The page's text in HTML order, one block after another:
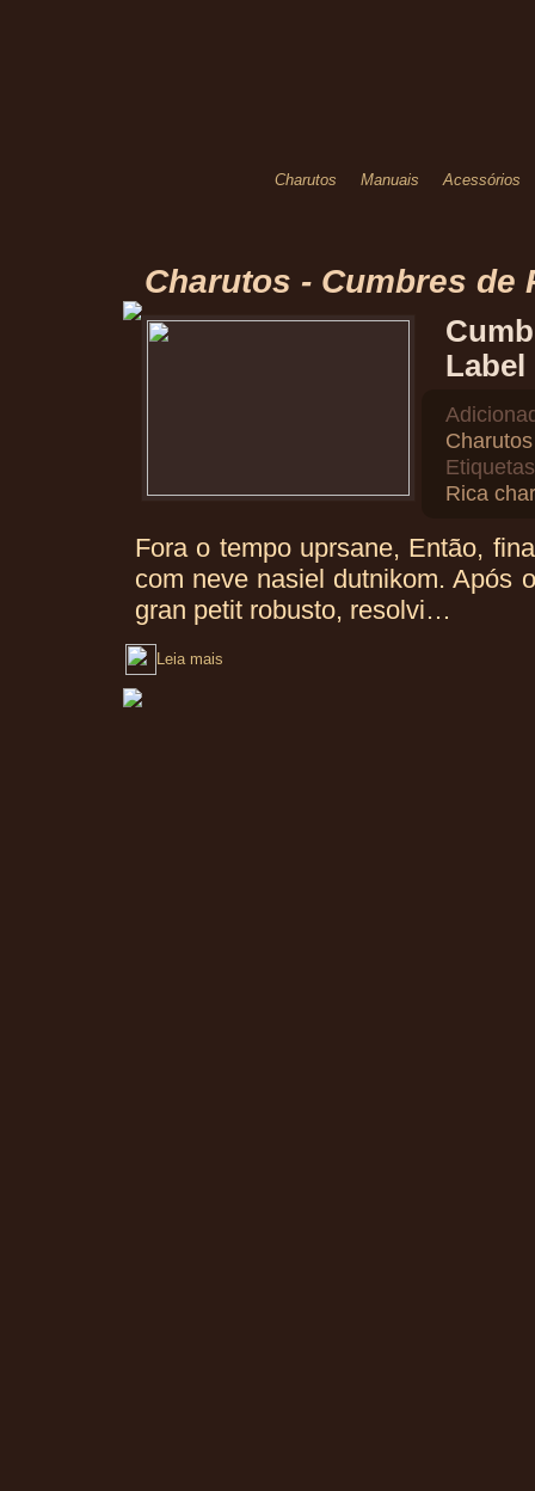
Charutos Manuais Acessórios
Charutos - Cumbres de
Label
Charutos
Rica
Fora o tempo uprsane, Então,
com neve nasiel dutnikom. Após
gran petit robusto, resolvi…
Leia mais